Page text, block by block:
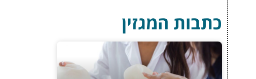
כתבות המגזין